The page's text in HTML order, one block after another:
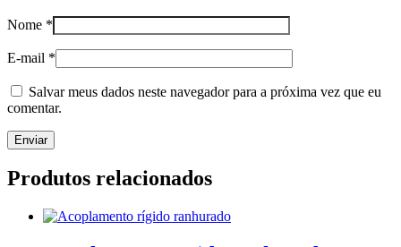
Nome *
E-mail *
Salvar meus dados neste navegador para a próxima vez que eu
comentar.
Produtos relacionados